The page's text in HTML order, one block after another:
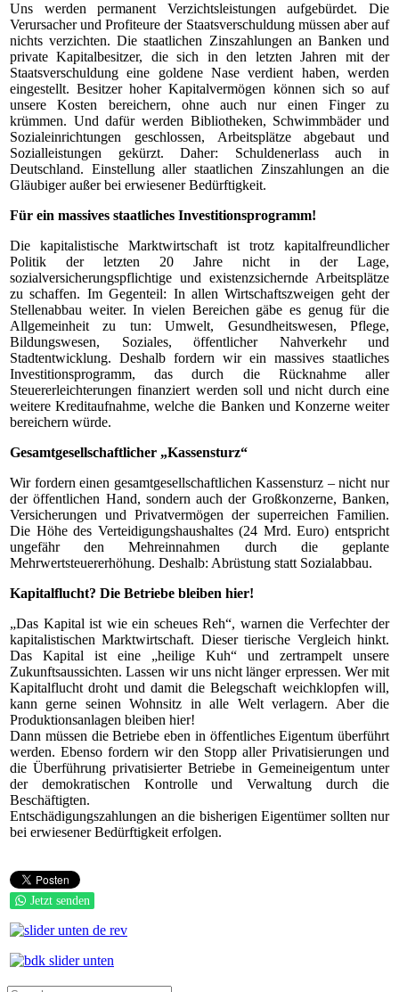
Uns werden permanent Verzichtsleistungen aufgebürdet. Die
Verursacher und Profiteure der Staatsverschuldung müssen aber auf
nichts verzichten. Die staatlichen Zinszahlungen an Banken und
private Kapitalbesitzer, die sich in den letzten Jahren mit der
Staatsverschuldung eine goldene Nase verdient haben, werden
eingestellt. Besitzer hoher Kapitalvermögen können sich so auf
unsere Kosten bereichern, ohne auch nur einen Finger zu
krümmen. Und dafür werden Bibliotheken, Schwimmbäder und
Sozialeinrichtungen geschlossen, Arbeitsplätze abgebaut und
Sozialleistungen gekürzt. Daher: Schuldenerlass auch in
Deutschland. Einstellung aller staatlichen Zinszahlungen an die
Gläubiger außer bei erwiesener Bedürftigkeit.
Für ein massives staatliches Investitionsprogramm!
Die kapitalistische Marktwirtschaft ist trotz kapitalfreundlicher
Politik der letzten 20 Jahre nicht in der Lage,
sozialversicherungspflichtige und existenzsichernde Arbeitsplätze
zu schaffen. Im Gegenteil: In allen Wirtschaftszweigen geht der
Stellenabbau weiter. In vielen Bereichen gäbe es genug für die
Allgemeinheit zu tun: Umwelt, Gesundheitswesen, Pflege,
Bildungswesen, Soziales, öffentlicher Nahverkehr und
Stadtentwicklung. Deshalb fordern wir ein massives staatliches
Investitionsprogramm, das durch die Rücknahme aller
Steuererleichterungen finanziert werden soll und nicht durch eine
weitere Kreditaufnahme, welche die Banken und Konzerne weiter
bereichern würde.
Gesamtgesellschaftlicher „Kassensturz“
Wir fordern einen gesamtgesellschaftlichen Kassensturz – nicht nur
der öffentlichen Hand, sondern auch der Großkonzerne, Banken,
Versicherungen und Privatvermögen der superreichen Familien.
Die Höhe des Verteidigungshaushaltes (24 Mrd. Euro) entspricht
ungefähr den Mehreinnahmen durch die geplante
Mehrwertsteuererhöhung. Deshalb: Abrüstung statt Sozialabbau.
Kapitalflucht? Die Betriebe bleiben hier!
„Das Kapital ist wie ein scheues Reh“, warnen die Verfechter der
kapitalistischen Marktwirtschaft. Dieser tierische Vergleich hinkt.
Das Kapital ist eine „heilige Kuh“ und zertrampelt unsere
Zukunftsaussichten. Lassen wir uns nicht länger erpressen. Wer mit
Kapitalflucht droht und damit die Belegschaft weichklopfen will,
kann gerne seinen Wohnsitz in alle Welt verlagern. Aber die
Produktionsanlagen bleiben hier!
Dann müssen die Betriebe eben in öffentliches Eigentum überführt
werden. Ebenso fordern wir den Stopp aller Privatisierungen und
die Überführung privatisierter Betriebe in Gemeineigentum unter
der demokratischen Kontrolle und Verwaltung durch die
Beschäftigten.
Entschädigungszahlungen an die bisherigen Eigentümer sollten nur
bei erwiesener Bedürftigkeit erfolgen.
Jetzt senden